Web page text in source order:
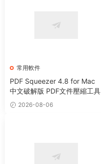
常用軟件
PDF Squeezer 4.8 for Mac
中文破解版 PDF文件壓縮工具
2026-08-06